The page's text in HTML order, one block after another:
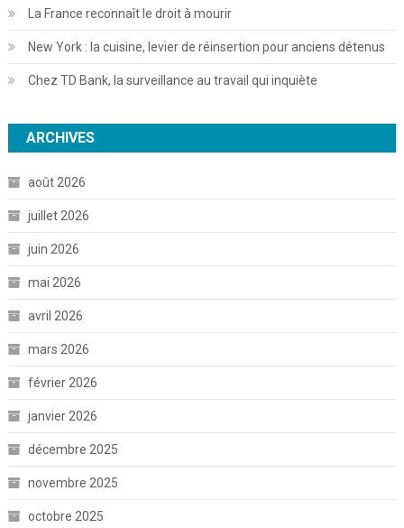
La France reconnaît le droit à mourir
New York : la cuisine, levier de réinsertion pour anciens détenus
Chez TD Bank, la surveillance au travail qui inquiète
ARCHIVES
août 2026
juillet 2026
juin 2026
mai 2026
avril 2026
mars 2026
février 2026
janvier 2026
décembre 2025
novembre 2025
octobre 2025